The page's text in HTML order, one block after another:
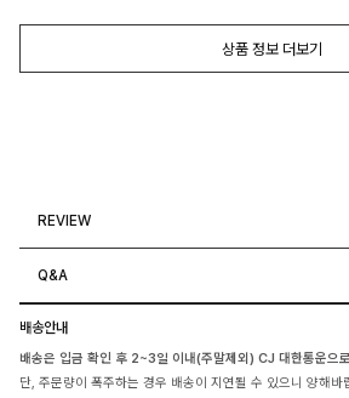
상품 정보 더보기
REVIEW
Q&A
배송안내
배송은 입금 확인 후 2~3일 이내(주말제외) CJ 대한통운으
단, 주문량이 폭주하는 경우 배송이 지연될 수 있으니 양해바